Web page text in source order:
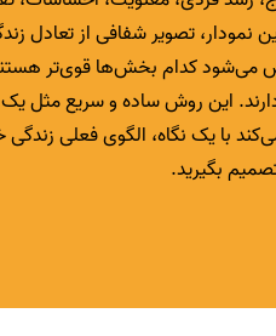
نمودار، تصویر شفافی از تعادل
کدام بخش‌ها قوی‌تر هستند
این روش ساده و سریع مثل
با یک نگاه، الگوی فعلی زندگی
بگیرید.